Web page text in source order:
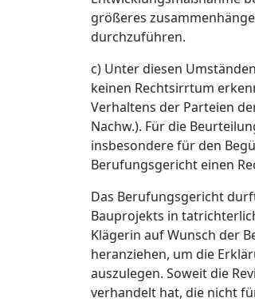
größeres
durchzuführen.
c) Unter diesen
keinen Rechtsirrtum
Verhaltens der Parteien
Nachw.). Für die
insbesondere für den
Berufungsgericht einen
Das Berufungsgericht
Bauprojekts in
Klägerin auf Wunsch der
heranziehen, um die
auszulegen. Soweit die
verhandelt hat, die nicht